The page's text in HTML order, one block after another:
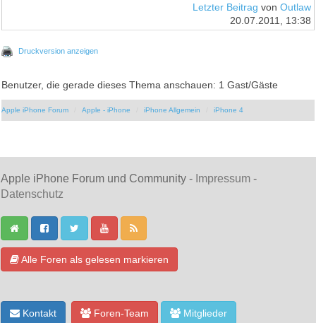
Letzter Beitrag von Outlaw
20.07.2011, 13:38
Druckversion anzeigen
Benutzer, die gerade dieses Thema anschauen: 1 Gast/Gäste
Apple iPhone Forum Apple - iPhone iPhone Allgemein iPhone 4
Apple iPhone Forum und Community - Impressum -
Datenschutz
Alle Foren als gelesen markieren
Kontakt Foren-Team Mitglieder